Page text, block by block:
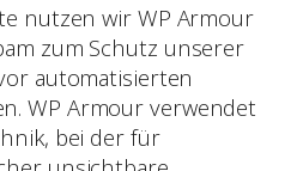
nutzen wir WP Armour
zum Schutz unserer
automatisierten
WP Armour verwendet
bei der für